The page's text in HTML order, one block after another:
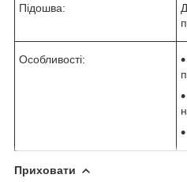
Підошва:
Особливості:
Приховати